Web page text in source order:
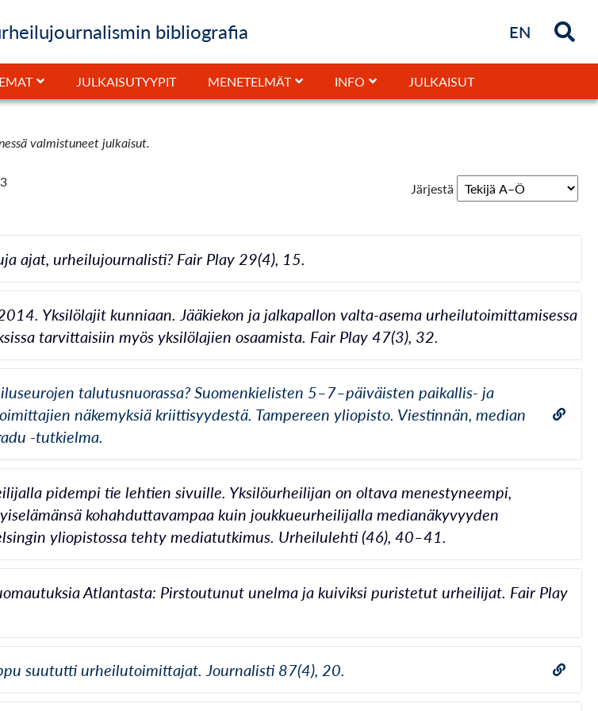
bibliografia EN Briefly
JULKAISUTYYPIT MENETELMÄT INFO JULKAISUT
valmistuneet julkaisut.
Järjestä
ajat, urheilujournalisti? Fair Play 29(4), 15.
Yksilölajit kunniaan. Jääkiekon ja jalkapallon valta-asema urheilutoimittamisessa
tarvittaisiin myös yksilölajien osaamista. Fair Play 47(3), 32.
talutusnuorassa? Suomenkielisten 5–7–päiväisten paikallis- ja
näkemyksiä kriittisyydestä. Tampereen yliopisto. Viestinnän, median
-tutkielma.
pidempi tie lehtien sivuille. Yksilöurheilijan on oltava menestyneempi,
kohahduttavampaa kuin joukkueurheilijalla medianäkyvyyden
yliopistossa tehty mediatutkimus. Urheilulehti (46), 40–41.
Atlantasta: Pirstoutunut unelma ja kuiviksi puristetut urheilijat. Fair Play
suututti urheilutoimittajat. Journalisti 87(4), 20.